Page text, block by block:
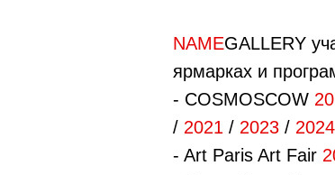
NAMEGALLERY
ярмарках и
- COSMOSCOW
/ 2021 / 2023 / 2024
- Art Paris Art Fair